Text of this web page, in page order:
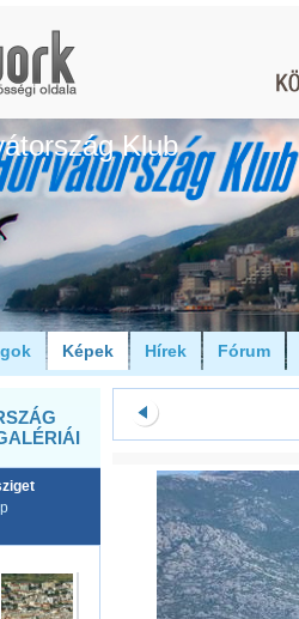
Klub
Képek Hírek Fórum